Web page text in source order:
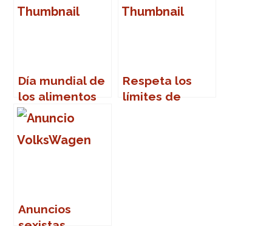
Día mundial de
los alimentos
Respeta los
límites de
Anuncios